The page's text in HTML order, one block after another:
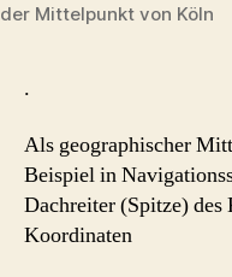
der Mittelpunkt von Köln
.
Als geographischer
Beispiel in
Dachreiter (Spitze)
Koordinaten